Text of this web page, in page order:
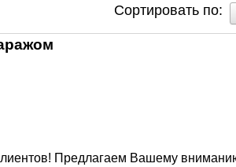
Сортировать по:
Предлагаем Вашему